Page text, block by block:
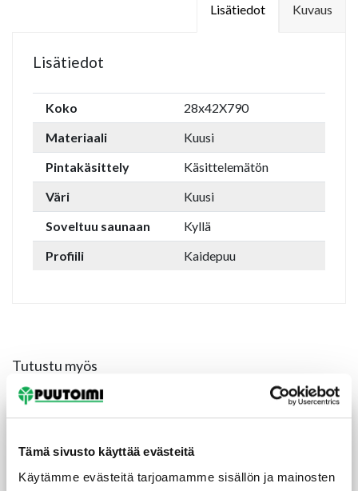
Tämä sivusto käyttää evästeitä
Käytämme evästeitä tarjoamamme sisällön ja mainosten
Kuvaus
Lisätiedot
Lisätiedot
Koko
28x42X790
Materiaali
Kuusi
Pintakäsittely
Käsittelemätön
Väri
Kuusi
Soveltuu saunaan
Kyllä
Profiili
Kaidepuu
Tutustu myös
TARJOUS!